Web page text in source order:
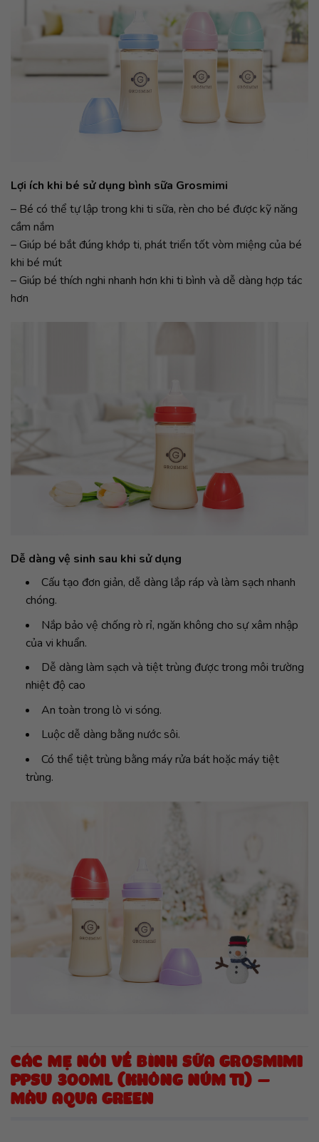
Lợi ích khi bé sử dụng bình sữa Grosmimi
– Bé có thể tự lập trong khi ti sữa, rèn cho bé được kỹ năng
cầm nắm
– Giúp bé bắt đúng khớp ti, phát triển tốt vòm miệng của bé
khi bé mút
– Giúp bé thích nghi nhanh hơn khi ti bình và dễ dàng hợp tác
hơn
Dễ dàng vệ sinh sau khi sử dụng
Cấu tạo đơn giản, dễ dàng lắp ráp và làm sạch nhanh
chóng.
Nắp bảo vệ chống rò rỉ, ngăn không cho sự xâm nhập
của vi khuẩn.
Dễ dàng làm sạch và tiệt trùng được trong môi trường
nhiệt độ cao
An toàn trong lò vi sóng.
Luộc dễ dàng bằng nước sôi.
Có thể tiệt trùng bằng máy rửa bát hoặc máy tiệt
trùng.
CÁC MẸ NÓI VỀ BÌNH SỮA GROSMIMI
PPSU 300ML (KHÔNG NÚM TI) –
MÀU AQUA GREEN